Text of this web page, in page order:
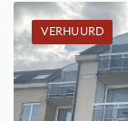
VERHUURD